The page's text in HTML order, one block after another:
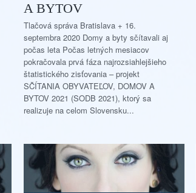
A BYTOV
Tlačová správa Bratislava + 16.
septembra 2020 Domy a byty sčítavali aj
počas leta Počas letných mesiacov
pokračovala prvá fáza najrozsiahlejšieho
štatistického zisťovania – projekt
SČÍTANIA OBYVATEĽOV, DOMOV A
BYTOV 2021 (SODB 2021), ktorý sa
realizuje na celom Slovensku...